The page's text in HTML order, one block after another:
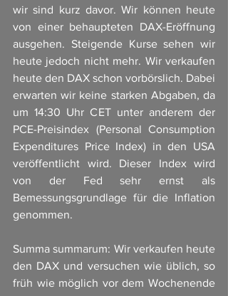
wir sind kurz davor. Wir können heute
von einer behaupteten DAX-Eröffnung
ausgehen. Steigende Kurse sehen wir
heute jedoch nicht mehr. Wir verkaufen
heute den DAX schon vorbörslich. Dabei
erwarten wir keine starken Abgaben, da
um 14:30 Uhr CET unter anderem der
PCE-Preisindex (Personal Consumption
Expenditures Price Index) in den USA
veröffentlicht wird. Dieser Index wird
von der Fed sehr ernst als
Bemessungsgrundlage für die Inflation
genommen.
Summa summarum: Wir verkaufen heute
den DAX und versuchen wie üblich, so
früh wie möglich vor dem Wochenende